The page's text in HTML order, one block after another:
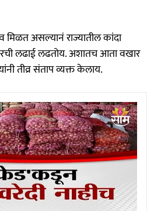
असल्यानं राज्यातील कांदा
लढाई लढतोय. अशातच आता वखार
तीव्र संताप व्यक्त केलाय.